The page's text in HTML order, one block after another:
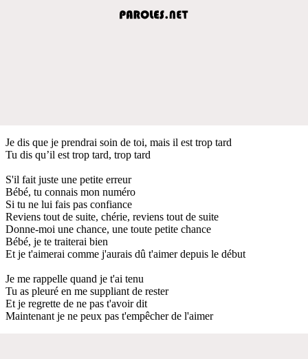
Je dis que je prendrai soin de toi, mais il est trop tard
Tu dis qu’il est trop tard, trop tard
S'il fait juste une petite erreur
Bébé, tu connais mon numéro
Si tu ne lui fais pas confiance
Reviens tout de suite, chérie, reviens tout de suite
Donne-moi une chance, une toute petite chance
Bébé, je te traiterai bien
Et je t'aimerai comme j'aurais dû t'aimer depuis le début
Je me rappelle quand je t'ai tenu
Tu as pleuré en me suppliant de rester
Et je regrette de ne pas t'avoir dit
Maintenant je ne peux pas t'empêcher de l'aimer